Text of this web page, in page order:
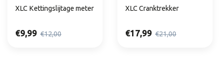
XLC Kettingslijtage meter
€9,99 €12,00
XLC Cranktrekker
€17,99 €21,00